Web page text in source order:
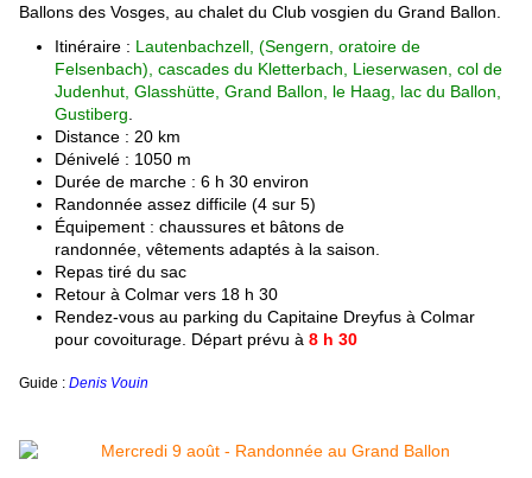
Ballons des Vosges, au chalet du Club vosgien du Grand Ballon.
Itinéraire : Lautenbachzell, (Sengern, oratoire de
Felsenbach), cascades du Kletterbach, Lieserwasen, col de
Judenhut, Glasshütte, Grand Ballon, le Haag, lac du Ballon,
Gustiberg
Distance : 20 km
Dénivelé : 1050 m
Durée de marche : 6 h 30 environ
Randonnée assez difficile (4 sur 5)
Équipement : chaussures et bâtons de
randonnée, vêtements adaptés à la saison.
Repas tiré du sac
Retour à Colmar vers 18 h 30
Rendez-vous au parking du Capitaine Dreyfus à Colmar
pour covoiturage. Départ prévu à 8 h 30
Guide : Denis Vouin